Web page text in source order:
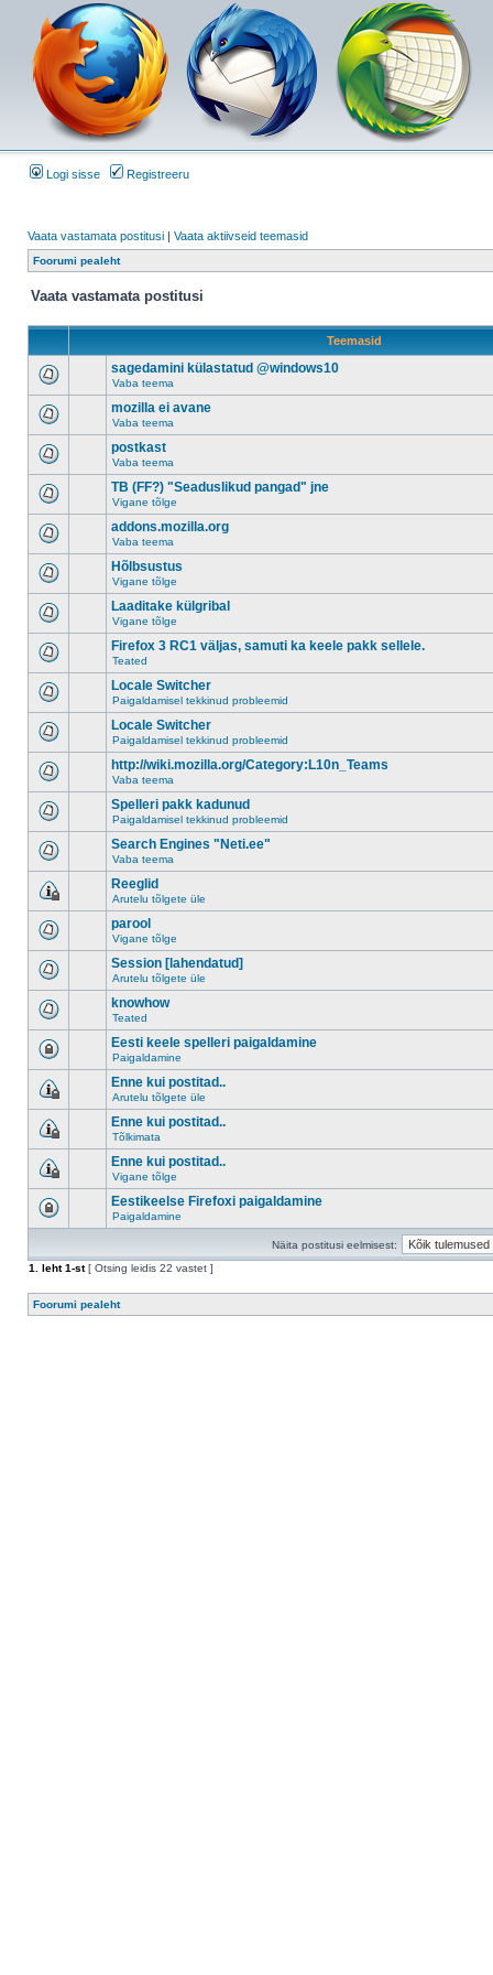
Logi sisse Registreeru
Vaata vastamata postitusi | Vaata aktiivseid teemasid
Foorumi pealeht
Vaata vastamata postitusi
Teemasid
sagedamini külastatud @windows10
Vaba teema
mozilla ei avane
Vaba teema
postkast
Vaba teema
TB (FF?) "Seaduslikud pangad" jne
Vigane tõlge
addons.mozilla.org
Vaba teema
Hõlbsustus
Vigane tõlge
Laaditake külgribal
Vigane tõlge
Firefox 3 RC1 väljas, samuti ka keele pakk sellele.
Teated
Locale Switcher
Paigaldamisel tekkinud probleemid
Locale Switcher
Paigaldamisel tekkinud probleemid
http://wiki.mozilla.org/Category:L10n_Teams
Vaba teema
Spelleri pakk kadunud
Paigaldamisel tekkinud probleemid
Search Engines "Neti.ee"
Vaba teema
Reeglid
Arutelu tõlgete üle
parool
Vigane tõlge
Session [lahendatud]
Arutelu tõlgete üle
knowhow
Teated
Eesti keele spelleri paigaldamine
Paigaldamine
Enne kui postitad..
Arutelu tõlgete üle
Enne kui postitad..
Tõlkimata
Enne kui postitad..
Vigane tõlge
Eestikeelse Firefoxi paigaldamine
Paigaldamine
Näita postitusi eelmisest:
1
. leht1-st[ Otsing leidis 22 vastet ]
Foorumi pealeht